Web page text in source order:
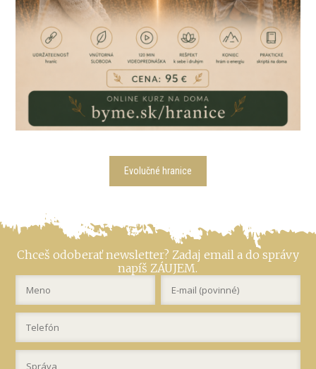
Evolučné hranice
Chceš odoberať newsletter? Zadaj email a do správy
napíš ZÁUJEM.